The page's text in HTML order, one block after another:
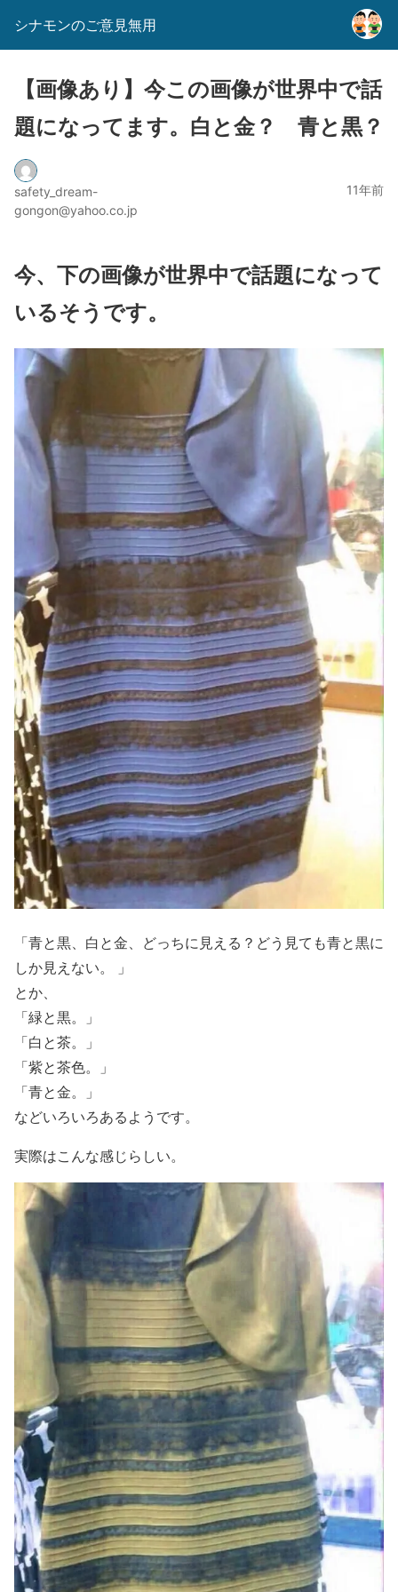
シナモンのご意見無用
【画像あり】今この画像が世界中で話
題になってます。白と金？ 青と黒？
safety_dream-
gongon@yahoo.co.jp
11年前
今、下の画像が世界中で話題になって
いるそうです。
「青と黒、白と金、どっちに見える？どう見ても青と黒に
しか見えない。 」
とか、
「緑と黒。」
「白と茶。」
「紫と茶色。」
「青と金。」
などいろいろあるようです。
実際はこんな感じらしい。